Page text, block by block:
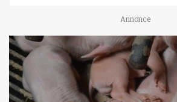
Annonce